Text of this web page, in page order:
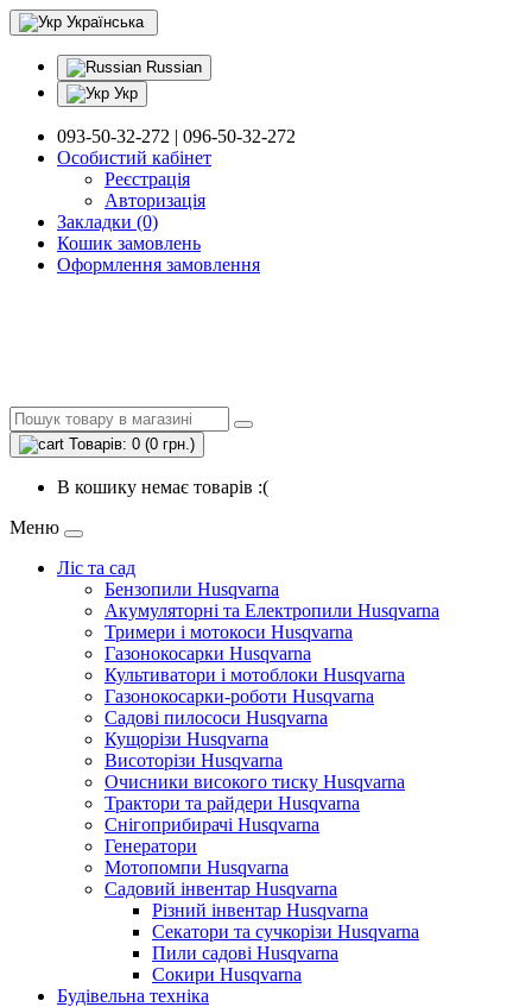
Українська
Russian
Укр
093-50-32-272 | 096-50-32-272
Особистий кабінет
Реєстрація
Авторизація
Закладки (0)
Кошик замовлень
Оформлення замовлення
Товарів: 0 (0 грн.)
В кошику немає товарів :(
Меню
Ліс та сад
Бензопили Husqvarna
Акумуляторні та Електропили Husqvarna
Тримери і мотокоси Husqvarna
Газонокосарки Husqvarna
Культиватори і мотоблоки Husqvarna
Газонокосарки-роботи Husqvarna
Садові пилососи Husqvarna
Кущорізи Husqvarna
Висоторізи Husqvarna
Очисники високого тиску Husqvarna
Трактори та райдери Husqvarna
Снігоприбирачі Husqvarna
Генератори
Мотопомпи Husqvarna
Садовий інвентар Husqvarna
Різний інвентар Husqvarna
Секатори та сучкорізи Husqvarna
Пили садові Husqvarna
Сокири Husqvarna
Будівельна техніка